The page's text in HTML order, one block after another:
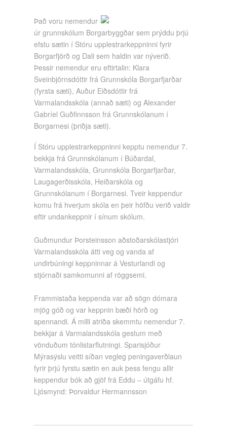
Það voru nemendur
úr grunnskólum Borgarbyggðar sem prýddu þrjú
efstu sætin í Stóru upplestrarkeppninni fyrir
Borgarfjörð og Dali sem haldin var nýverið.
Þessir nemendur eru eftirtalin: Klara
Sveinbjörnsdóttir frá Grunnskóla Borgarfjarðar
(fyrsta sæti), Auður Eiðsdóttir frá
Varmalandsskóla (annað sæti) og Alexander
Gabríel Guðfinnsson frá Grunnskólanum í
Borgarnesi (þriðja sæti).
Í Stóru upplestrarkeppninni kepptu nemendur 7.
bekkja frá Grunnskólanum í Búðardal,
Varmalandsskóla, Grunnskóla Borgarfjarðar,
Laugagerðisskóla, Heiðarskóla og
Grunnskólanum í Borgarnesi. Tveir keppendur
komu frá hverjum skóla en þeir höfðu verið valdir
eftir undankeppnir í sínum skólum.
Guðmundur Þorsteinsson aðstoðarskólastjóri
Varmalandsskóla átti veg og vanda af
undirbúningi keppninnar á Vesturlandi og
stjórnaði samkomunni af röggsemi.
Frammistaða keppenda var að sögn dómara
mjög góð og var keppnin bæði hörð og
spennandi. Á milli atriða skemmtu nemendur 7.
bekkjar á Varmalandsskóla gestum með
vönduðum tónlistarflutningi. Sparisjóður
Mýrasýslu veitti síðan vegleg peningaverðlaun
fyrir þrjú fyrstu sætin en auk þess fengu allir
keppendur bók að gjöf frá Eddu – útgáfu hf.
Ljósmynd: Þorvaldur Hermannsson